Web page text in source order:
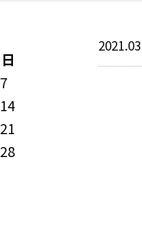
日
7
14
21
28